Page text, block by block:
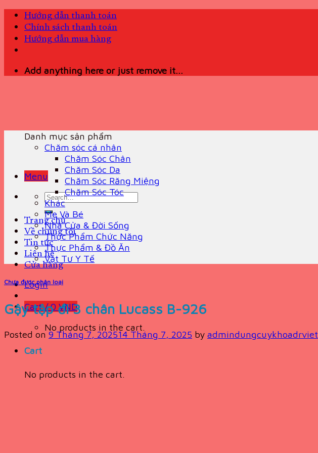
Skip
content
Hướng dẫn thanh toán
Chính sách thanh toán
Hướng dẫn mua hàng
Add anything here or just remove it...
Menu
Search
for:
Trang chủ
Về chúng tôi
Tin tức
Liên hệ
Cửa hàng
Login
Cart /0VND
No products in the cart.
Cart
No products in the cart.
Danh mục sản phẩm
Chăm sóc cá nhân
Chăm Sóc Chân
Chăm Sóc Da
Chăm Sóc Răng Miệng
Chăm Sóc Tóc
Khác
Mẹ Và Bé
Nhà Cửa & Đời Sống
Thực Phẩm Chức Năng
Thực Phẩm & Đồ Ăn
Vật Tư Y Tế
Chưa được phân loại
Gậy tập đi 3 chân Lucass B-926
Posted on 9 Tháng 7, 202514 Tháng 7, 2025 by admindungcuykhoadrviet